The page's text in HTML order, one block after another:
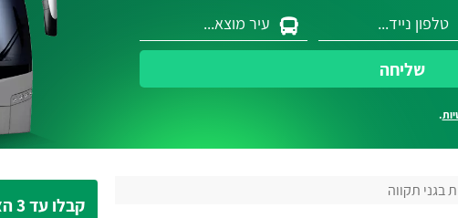
שליחה
.
בגני תקווה
קבלו עד 3 הצעות מחיר